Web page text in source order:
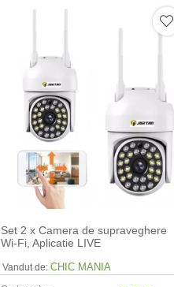
Set 2 x Camera de supraveghere
Wi-Fi, Aplicatie LIVE
Vandut de: CHIC MANIA